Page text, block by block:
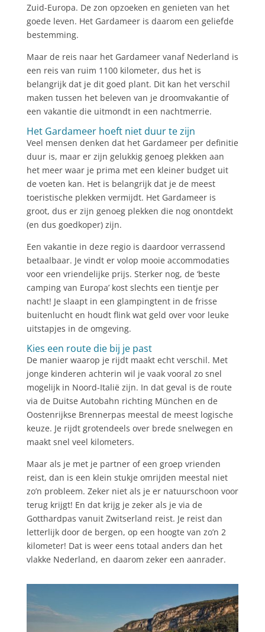
Zuid-Europa. De zon opzoeken en genieten van het
goede leven. Het Gardameer is daarom een geliefde
bestemming.
Maar de reis naar het Gardameer vanaf Nederland is
een reis van ruim 1100 kilometer, dus het is
belangrijk dat je dit goed plant. Dit kan het verschil
maken tussen het beleven van je droomvakantie of
een vakantie die uitmondt in een nachtmerrie.
Het Gardameer hoeft niet duur te zijn
Veel mensen denken dat het Gardameer per definitie
duur is, maar er zijn gelukkig genoeg plekken aan
het meer waar je prima met een kleiner budget uit
de voeten kan. Het is belangrijk dat je de meest
toeristische plekken vermijdt. Het Gardameer is
groot, dus er zijn genoeg plekken die nog onontdekt
(en dus goedkoper) zijn.
Een vakantie in deze regio is daardoor verrassend
betaalbaar. Je vindt er volop mooie accommodaties
voor een vriendelijke prijs. Sterker nog, de ‘beste
camping van Europa’ kost slechts een tientje per
nacht! Je slaapt in een glampingtent in de frisse
buitenlucht en houdt flink wat geld over voor leuke
uitstapjes in de omgeving.
Kies een route die bij je past
De manier waarop je rijdt maakt echt verschil. Met
jonge kinderen achterin wil je vaak vooral zo snel
mogelijk in Noord-Italië zijn. In dat geval is de route
via de Duitse Autobahn richting München en de
Oostenrijkse Brennerpas meestal de meest logische
keuze. Je rijdt grotendeels over brede snelwegen en
maakt snel veel kilometers.
Maar als je met je partner of een groep vrienden
reist, dan is een klein stukje omrijden meestal niet
zo’n probleem. Zeker niet als je er natuurschoon voor
terug krijgt! En dat krijg je zeker als je via de
Gotthardpas vanuit Zwitserland reist. Je reist dan
letterlijk door de bergen, op een hoogte van zo’n 2
kilometer! Dat is weer eens totaal anders dan het
vlakke Nederland, en daarom zeker een aanrader.